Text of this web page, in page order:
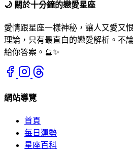
🌙 關於十分鐘的戀愛星座
愛情跟星座一樣神秘，讓人又愛又
理論，只有最直白的戀愛解析。不
給你答案。🔮✨
網站導覽
首頁
每日運勢
星座百科